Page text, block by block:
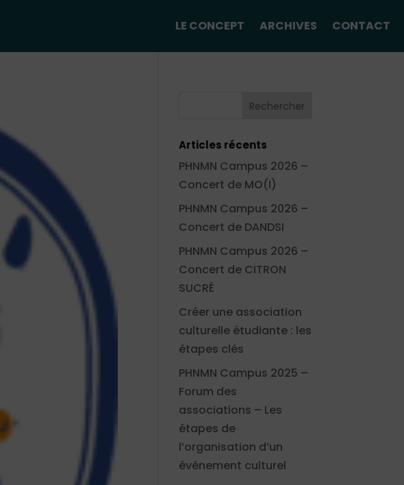
LE CONCEPT ARCHIVES CONTACT
Articles récents
PHNMN Campus 2026 –
Concert de MO(I)
PHNMN Campus 2026 –
Concert de DANDSI
PHNMN Campus 2026 –
Concert de CITRON
SUCRÉ
Créer une association
culturelle étudiante : les
étapes clés
PHNMN Campus 2025 –
Forum des
associations – Les
étapes de
l’organisation d’un
événement culturel